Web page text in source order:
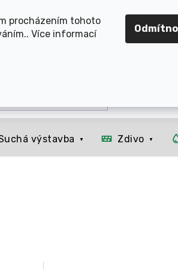
procházením tohoto
Více informací
ŠUMPERSKO, BRNO, PARDUBICE,
výstavba Zdivo